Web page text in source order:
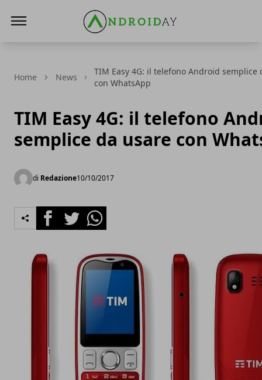
Home News
TIM Easy 4G: il telefono Android semplice
con WhatsApp
TIM Easy 4G: il telefono
semplice da usare con
di Redazione10/10/2017
FacebookTwitterWhatsapp